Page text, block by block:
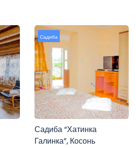
Садиба
Садиба “Хатинка
Галинка”, Косонь